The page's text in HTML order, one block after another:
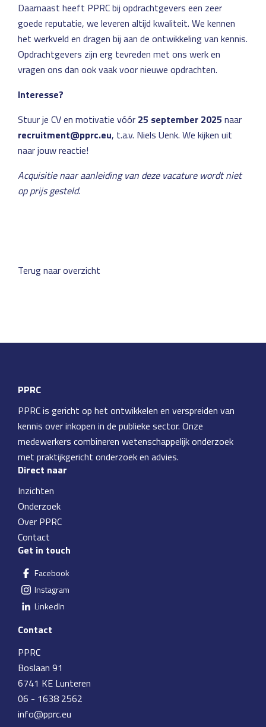
Daarnaast heeft PPRC bij opdrachtgevers een zeer
goede reputatie, we leveren altijd kwaliteit. We kennen
het werkveld en dragen bij aan de ontwikkeling van kennis.
Opdrachtgevers zijn erg tevreden met ons werk en
vragen ons dan ook vaak voor nieuwe opdrachten.
Interesse?
Stuur je CV en motivatie vóór 25 september 2025 naar
recruitment@pprc.eu, t.a.v. Niels Uenk. We kijken uit
naar jouw reactie!
Acquisitie naar aanleiding van deze vacature wordt niet
op prijs gesteld.
Terug naar overzicht
PPRC
PPRC is gericht op het ontwikkelen en verspreiden van
kennis over inkopen in de publieke sector. Onze
medewerkers combineren wetenschappelijk onderzoek
met praktijkgericht onderzoek en advies.
Direct naar
Inzichten
Onderzoek
Over PPRC
Contact
Get in touch
Facebook
Instagram
LinkedIn
Contact
PPRC
Boslaan 91
6741 KE Lunteren
06 - 1638 2562
info@pprc.eu